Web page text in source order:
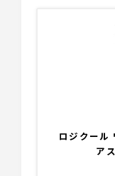
ロジクール
ア